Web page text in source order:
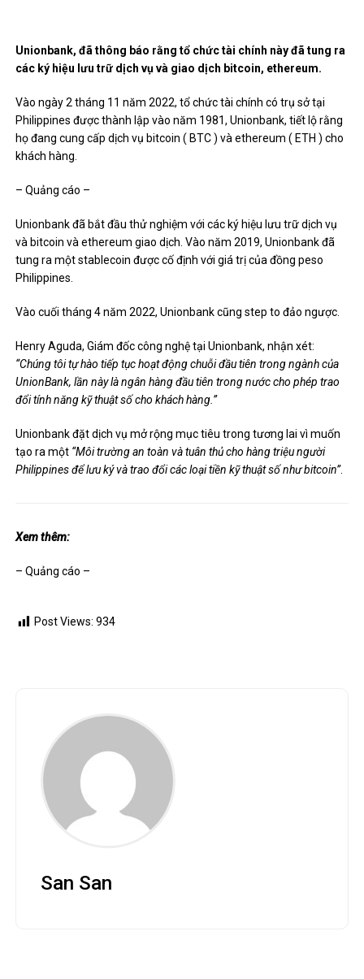
Unionbank, đã thông báo rằng tổ chức tài chính này đã tung ra
các ký hiệu lưu trữ dịch vụ và giao dịch bitcoin, ethereum.
Vào ngày 2 tháng 11 năm 2022, tổ chức tài chính có trụ sở tại
Philippines được thành lập vào năm 1981, Unionbank, tiết lộ rằng
họ đang cung cấp dịch vụ bitcoin ( BTC) và ethereum ( ETH ) cho
khách hàng.
– Quảng cáo –
Unionbank đã bắt đầu thử nghiệm với các ký hiệu lưu trữ dịch vụ
và bitcoin và ethereum giao dịch. Vào năm 2019, Unionbank đã
tung ra một stablecoin được cố định với giá trị của đồng peso
Philippines.
Vào cuối tháng 4 năm 2022, Unionbank cũngstep to đảo ngược.
Henry Aguda, Giám đốc công nghệ tại Unionbank, nhận xét:
“Chúng tôi tự hào tiếp tục hoạt động chuỗi đầu tiên trong ngành của
UnionBank, lần này là ngân hàng đầu tiên trong nước cho phép trao
đổi tính năng kỹ thuật số cho khách hàng.”
Unionbank đặt dịch vụ mở rộng mục tiêu trong tương lai vì muốn
tạo ra một “Môi trường an toàn và tuân thủ cho hàng triệu người
Philippines để lưu ký và trao đổi các loại tiền kỹ thuật số như bitcoin”.
Xem thêm:
– Quảng cáo –
Post Views: 934
San San